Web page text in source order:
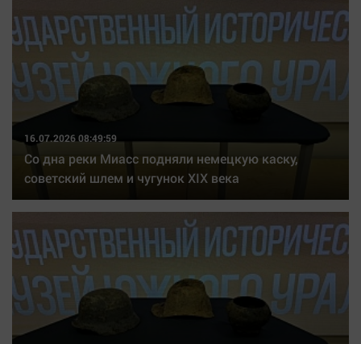
16.07.2026 08:49:59
Со дна реки Миасс подняли немецкую каску,
советский шлем и чугунок XIX века